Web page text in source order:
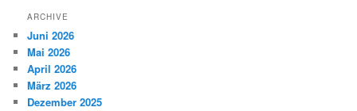
ARCHIVE
Juni 2026
Mai 2026
April 2026
März 2026
Dezember 2025